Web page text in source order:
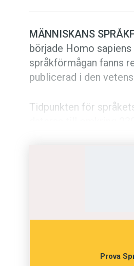
MÄNNISKANS
började Homo
språkförmågan fanns
publi­cerad i den
Tidpunkten för
ett redskap för
Prova